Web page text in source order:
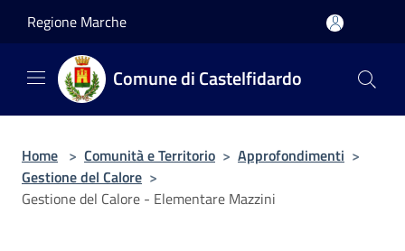
Regione Marche
Comune di Castelfidardo
Home > Comunità e Territorio > Approfondimenti >
Gestione del Calore >
Gestione del Calore - Elementare Mazzini